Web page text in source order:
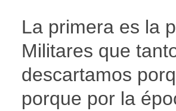
La primera es la
Militares que
descartamos
porque por la